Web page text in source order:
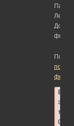
фильм
В
этой
теме
0